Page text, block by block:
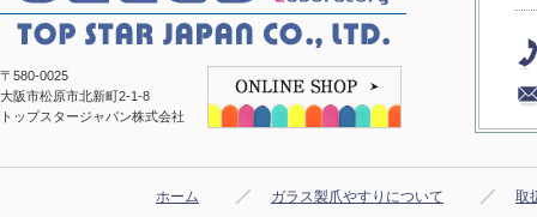
〒580-0025
大阪市松原市北新町2-1-8
トップスタージャパン株式会社
ホーム ガラス製爪やすりについて 取